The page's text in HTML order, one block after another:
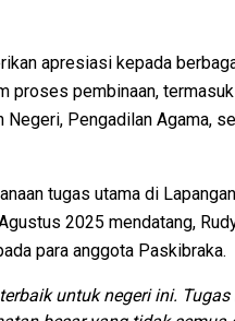
apresiasi kepada
proses pembinaan,
Negeri, Pengadilan Agama,
tugas utama di
2025 mendatang,
para anggota Paskibraka.
untuk negeri ini.